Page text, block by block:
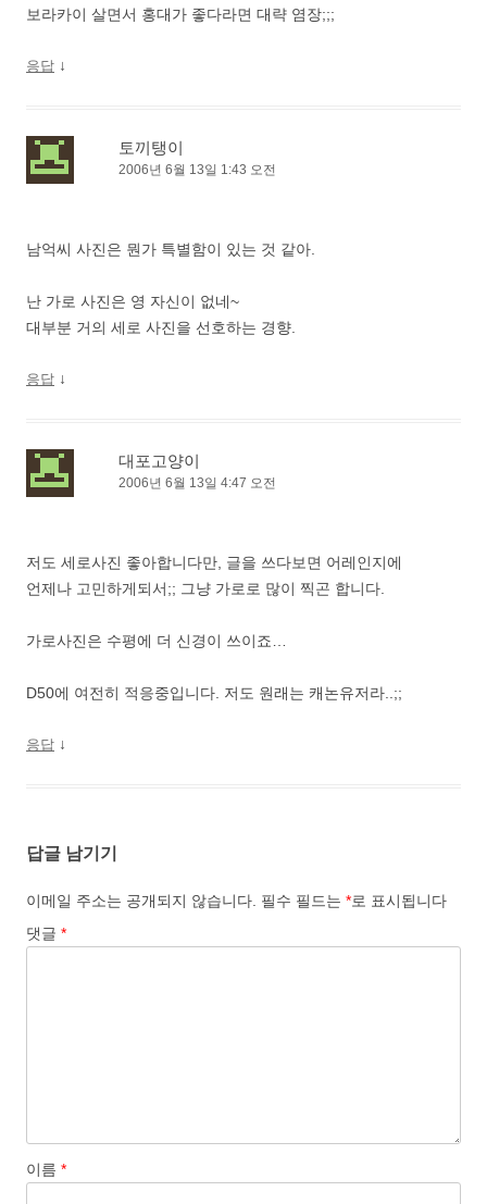
보라카이 살면서 홍대가 좋다라면 대략 염장;;;
응답 ↓
토끼탱이
2006년 6월 13일 1:43 오전
남억씨 사진은 뭔가 특별함이 있는 것 같아.
난 가로 사진은 영 자신이 없네~
대부분 거의 세로 사진을 선호하는 경향.
응답 ↓
대포고양이
2006년 6월 13일 4:47 오전
저도 세로사진 좋아합니다만, 글을 쓰다보면 어레인지에
언제나 고민하게되서;; 그냥 가로로 많이 찍곤 합니다.
가로사진은 수평에 더 신경이 쓰이죠…
D50에 여전히 적응중입니다. 저도 원래는 캐논유저라..;;
응답 ↓
답글 남기기
이메일 주소는 공개되지 않습니다. 필수 필드는 *로 표시됩니다
댓글 *
이름 *